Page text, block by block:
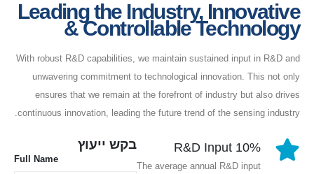
Leading the Industry, Innovative
& Controllable Technology
With robust R&D capabilities, we maintain sustained input in R&D and
unwavering commitment to technological innovation. This not only
ensures that we remain at the forefront of industry but also drives
continuous innovation, leading the future trend of the sensing industry.
10% R&D Input
The average annual R&D input
בקש ייעוץ
Full Name